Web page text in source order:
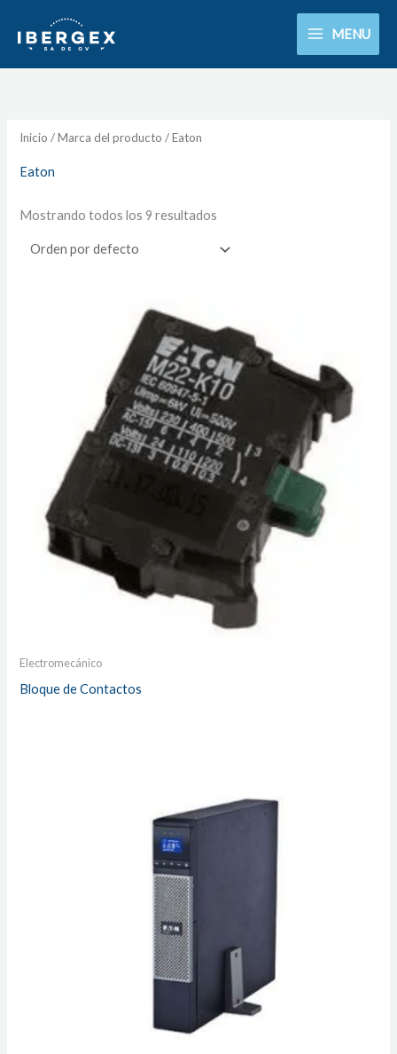
MENU
Inicio / Marca del producto / Eaton
Eaton
Mostrando todos los 9 resultados
Electromecánico
Bloque de Contactos